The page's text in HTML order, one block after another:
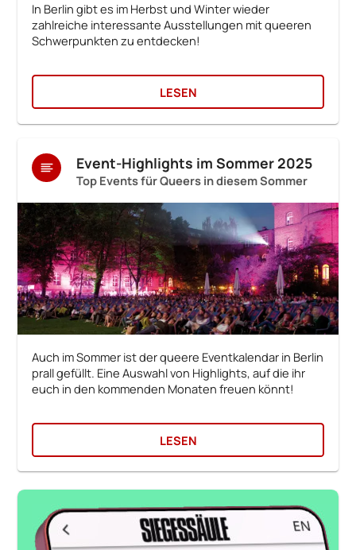
In Berlin gibt es im Herbst und Winter wieder
zahlreiche interessante Ausstellungen mit queeren
Schwerpunkten zu entdecken!
LESEN
Event-Highlights im Sommer 2025
Top Events für Queers in diesem Sommer
Auch im Sommer ist der queere Eventkalendar in Berlin
prall gefüllt. Eine Auswahl von Highlights, auf die ihr
euch in den kommenden Monaten freuen könnt!
LESEN